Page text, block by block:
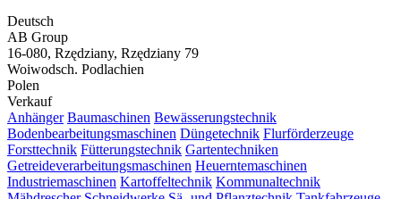
Deutsch
AB Group
16-080, Rzędziany, Rzędziany 79
Woiwodsch. Podlachien
Polen
Verkauf
Anhänger Baumaschinen Bewässerungstechnik
Bodenbearbeitungsmaschinen Düngetechnik Flurförderzeuge
Forsttechnik Fütterungstechnik Gartentechniken
Getreideverarbeitungsmaschinen Heuerntemaschinen
Industriemaschinen Kartoffeltechnik Kommunaltechnik